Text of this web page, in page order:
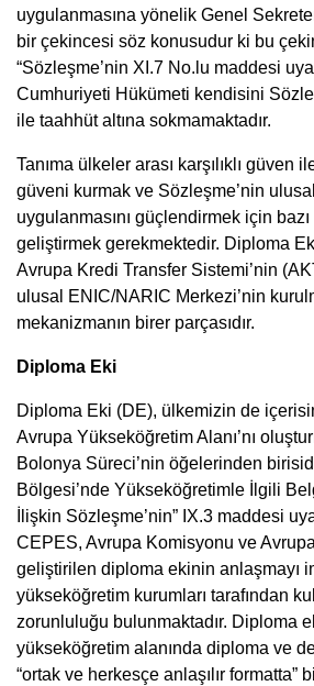
uygulanmasına yönelik Genel
bir çekincesi söz konusudur ki bu
“Sözleşme’nin XI.7 No.lu maddesi
Cumhuriyeti Hükümeti kendisini
ile taahhüt altına sokmamaktadır.
Tanıma ülkeler arası karşılıklı güven
güveni kurmak ve Sözleşme’nin
uygulanmasını güçlendirmek için
geliştirmek gerekmektedir. Diploma
Avrupa Kredi Transfer Sistemi’nin
ulusal ENIC/NARIC Merkezi’nin
mekanizmanın birer parçasıdır.
Diploma Eki
Diploma Eki (DE), ülkemizin de
Avrupa Yükseköğretim Alanı’nı
Bolonya Süreci’nin öğelerinden
Bölgesi’nde Yükseköğretimle İlgili
İlişkin Sözleşme’nin” IX.3 maddesi
CEPES, Avrupa Komisyonu ve
geliştirilen diploma ekinin anlaşmayı
yükseköğretim kurumları tarafından
zorunluluğu bulunmaktadır. Diploma
yükseköğretim alanında diploma ve
“ortak ve herkesçe anlaşılır formatta”